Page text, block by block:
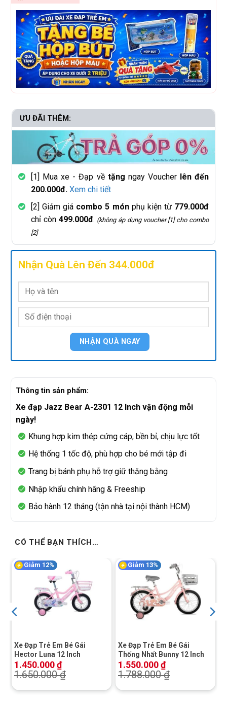
ƯU ĐÃI THÊM:
[1] Mua xe - Đạp về tặng ngay Voucher lên đến
200.000đ. Xem chi tiết
[2] Giảm giá combo 5 mónphụ kiện từ 779.000đ
chỉ còn 499.000đ. (không áp dụng voucher [1] cho combo
[2]
Nhận Quà Lên Đến 344.000đ
Thông tin sản phẩm:
Xe đạp Jazz Bear A-2301 12 Inch vận động mỗi
ngày!
Khung hợp kim thép cứng cáp, bền bỉ, chịu lực tốt
Hệ thống 1 tốc độ, phù hợp cho bé mới tập đi
Trang bị bánh phụ hỗ trợ giữ thăng bằng
Nhập khẩu chính hãng & Freeship
Bảo hành 12 tháng (tận nhà tại nội thành HCM)
CÓ THỂ BẠN THÍCH…
Giảm 12%
Xe Đạp Trẻ Em Bé Gái
Hector Luna 12 Inch
1.450.000₫
1.650.000₫
Giảm 13%
Xe Đạp Trẻ Em Bé Gái
Thống Nhất Bunny 12 Inch
1.550.000₫
1.788.000₫